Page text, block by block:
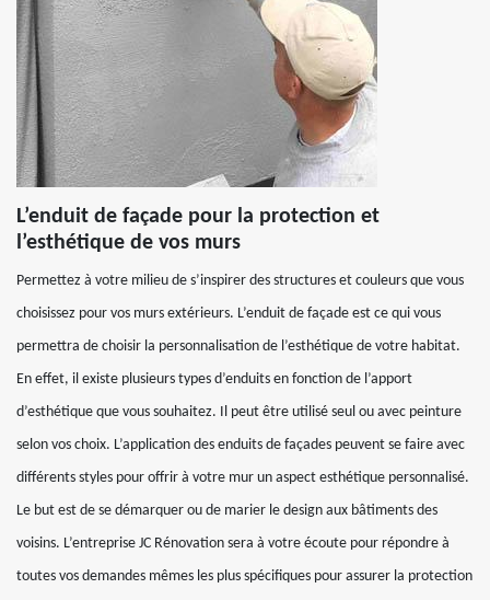
L’enduit de façade pour la protection et
l’esthétique de vos murs
Permettez à votre milieu de s’inspirer des structures et couleurs que vous
choisissez pour vos murs extérieurs. L’enduit de façade est ce qui vous
permettra de choisir la personnalisation de l’esthétique de votre habitat.
En effet, il existe plusieurs types d’enduits en fonction de l’apport
d’esthétique que vous souhaitez. Il peut être utilisé seul ou avec peinture
selon vos choix. L’application des enduits de façades peuvent se faire avec
différents styles pour offrir à votre mur un aspect esthétique personnalisé.
Le but est de se démarquer ou de marier le design aux bâtiments des
voisins. L’entreprise JC Rénovation sera à votre écoute pour répondre à
toutes vos demandes mêmes les plus spécifiques pour assurer la protection